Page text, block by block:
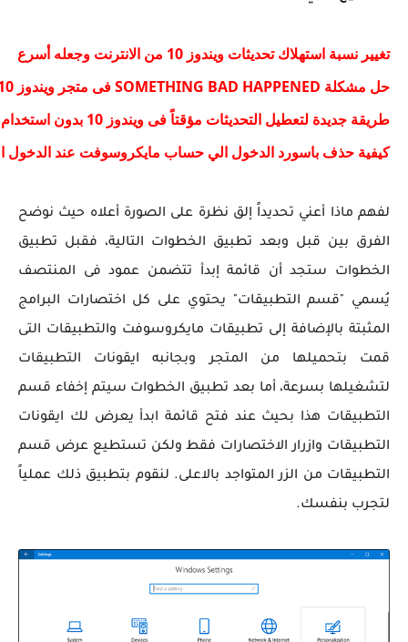
تغيير نسبة استهلاك تحديثات ويندوز 10 من الانترنت وجعله أسرع
حل مشكلة SOMETHING BAD HAPPENED فى متجر ويندوز 10
طريقة جديدة لتعطيل التحديثات مؤقتاً فى ويندوز 10 بدون استخدام برامج
كيفية حذف باسورد الدخول الي حساب مايكروسوفت عند الدخول
لفهم ماذا أعني تحديداً إلق نظرة على الصورة أعلاه حيث نوضح
الفرق بين قبل وبعد تطبيق الخطوات التالية، فقبل تطبيق
الخطوات ستجد أن قائمة إبدأ تتضمن عمود فى المنتصف
يُسمي "قسم التطبيقات" يحتوي على كل اختصارات البرامج
المثبتة بالإضافة إلى تطبيقات مايكروسوفت والتطبيقات التى
قمت بتحميلها من المتجر وبجانبه ايقونات التطبيقات
لتشغيلها بسرعة، أما بعد تطبيق الخطوات سيتم إخفاء قسم
التطبيقات هذا بحيث عند فتح قائمة ابدأ يعرض لك ايقونات
التطبيقات وازرار الاختصارات فقط ولكن تستطيع عرض قسم
التطبيقات من الزر المتواجد بالاعلى. لنقوم بتطبيق ذلك عملياً
لتجرب بنفسك.